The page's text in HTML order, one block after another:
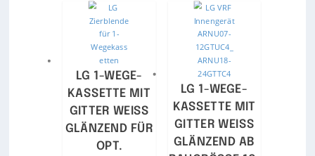
LG 1-WEGE-
KASSETTE MIT
GITTER WEISS
GLÄNZEND FÜR
OPT.
LG 1-WEGE-
KASSETTE MIT
GITTER WEISS
GLÄNZEND AB